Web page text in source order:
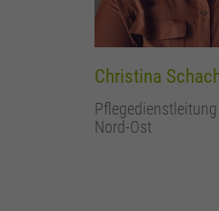
Christina
Nord-Ost